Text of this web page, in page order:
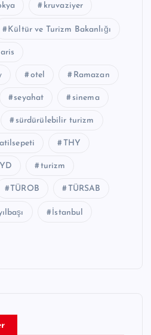
kruvaziyer
Kültür ve Turizm Bakanlığı
otel Ramazan
seyahat sinema
sürdürülebilir turizm
THY
turizm
TÜROB TÜRSAB
İstanbul